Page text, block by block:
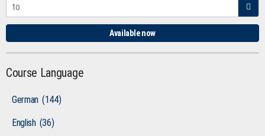
Available now
Course Language
German (144)
English (36)